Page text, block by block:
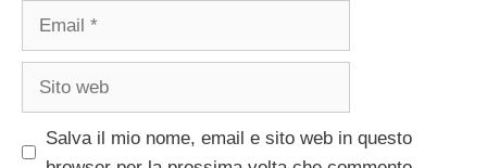
Email
Sito
Salva il mio nome, email e sito web in questo